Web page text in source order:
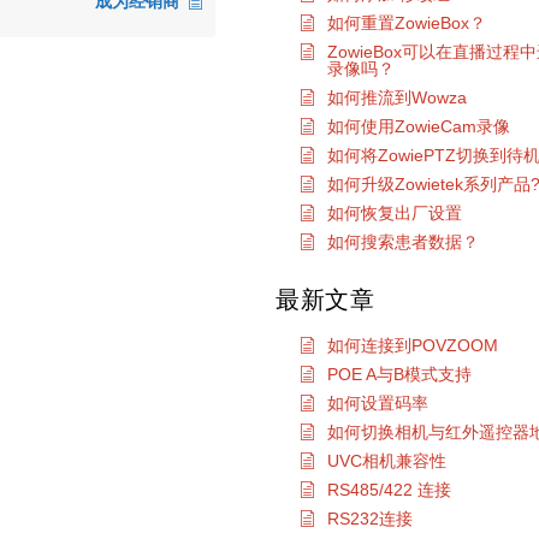
如何重置ZowieBox？
ZowieBox可以在直播过程
录像吗？
如何推流到Wowza
如何使用ZowieCam录像
如何将ZowiePTZ切换到待
如何升级Zowietek系列产品
如何恢复出厂设置
如何搜索患者数据？
最新文章
如何连接到POVZOOM
POE A与B模式支持
如何设置码率
如何切换相机与红外遥控器
UVC相机兼容性
RS485/422 连接
RS232连接